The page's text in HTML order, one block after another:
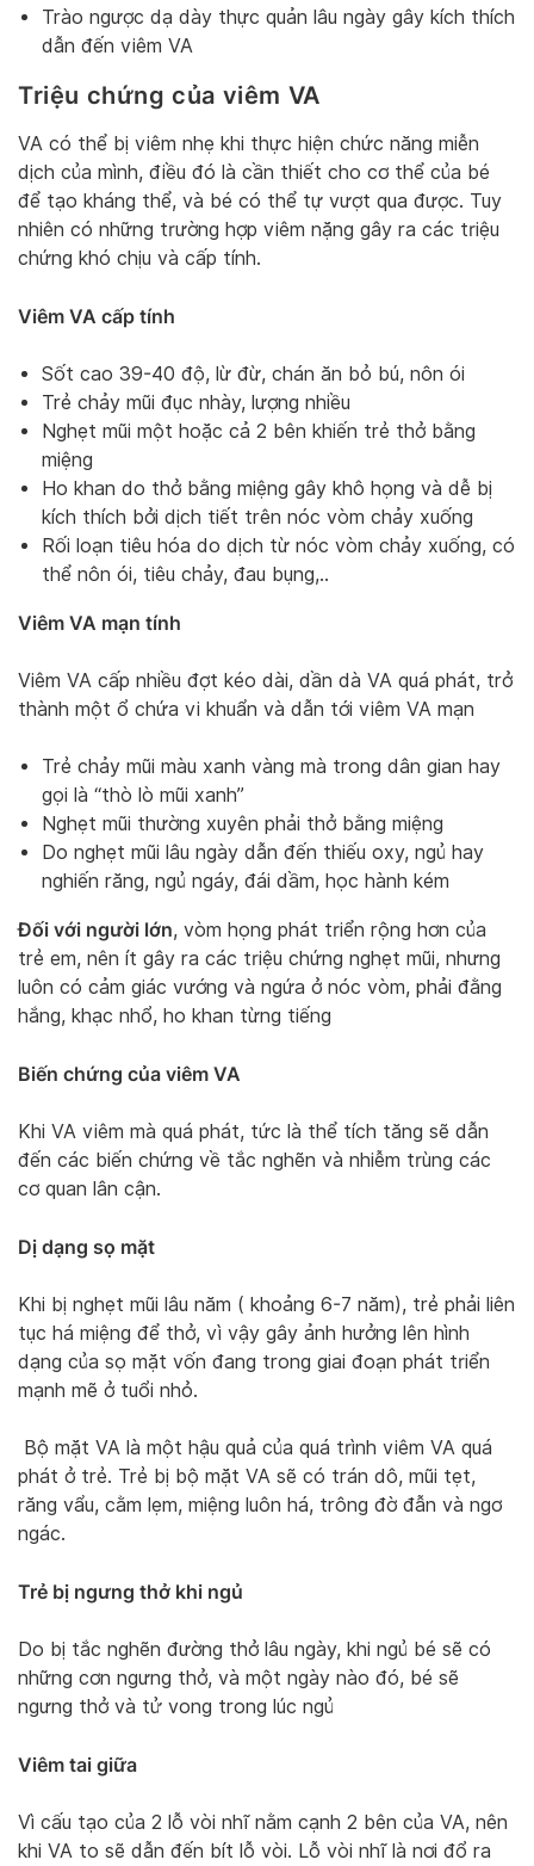
Trào ngược dạ dày thực quản lâu ngày gây kích thích
dẫn đến viêm VA
Triệu chứng của viêm VA
VA có thể bị viêm nhẹ khi thực hiện chức năng miễn
dịch của mình, điều đó là cần thiết cho cơ thể của bé
để tạo kháng thể, và bé có thể tự vượt qua được. Tuy
nhiên có những trường hợp viêm nặng gây ra các triệu
chứng khó chịu và cấp tính.
Viêm VA cấp tính
Sốt cao 39-40 độ, lừ đừ, chán ăn bỏ bú, nôn ói
Trẻ chảy mũi đục nhày, lượng nhiều
Nghẹt mũi một hoặc cả 2 bên khiến trẻ thở bằng
miệng
Ho khan do thở bằng miệng gây khô họng và dễ bị
kích thích bởi dịch tiết trên nóc vòm chảy xuống
Rối loạn tiêu hóa do dịch từ nóc vòm chảy xuống, có
thể nôn ói, tiêu chảy, đau bụng,..
Viêm VA mạn tính
Viêm VA cấp nhiều đợt kéo dài, dần dà VA quá phát, trở
thành một ổ chứa vi khuẩn và dẫn tới viêm VA mạn
Trẻ chảy mũi màu xanh vàng mà trong dân gian hay
gọi là “thò lò mũi xanh”
Nghẹt mũi thường xuyên phải thở bằng miệng
Do nghẹt mũi lâu ngày dẫn đến thiếu oxy, ngủ hay
nghiến răng, ngủ ngáy, đái dầm, học hành kém
Đối với người lớn, vòm họng phát triển rộng hơn của
trẻ em, nên ít gây ra các triệu chứng nghẹt mũi, nhưng
luôn có cảm giác vướng và ngứa ở nóc vòm, phải đằng
hắng, khạc nhổ, ho khan từng tiếng
Biến chứng của viêm VA
Khi VA viêm mà quá phát, tức là thể tích tăng sẽ dẫn
đến các biến chứng về tắc nghẽn và nhiễm trùng các
cơ quan lân cận.
Dị dạng sọ mặt
Khi bị nghẹt mũi lâu năm ( khoảng 6-7 năm), trẻ phải liên
tục há miệng để thở, vì vậy gây ảnh hưởng lên hình
dạng của sọ mặt vốn đang trong giai đoạn phát triển
mạnh mẽ ở tuổi nhỏ.
Bộ mặt VA là một hậu quả của quá trình viêm VA quá
phát ở trẻ. Trẻ bị bộ mặt VA sẽ có trán dô, mũi tẹt,
răng vẩu, cằm lẹm, miệng luôn há, trông đờ đẫn và ngơ
ngác.
Trẻ bị ngưng thở khi ngủ
Do bị tắc nghẽn đường thở lâu ngày, khi ngủ bé sẽ có
những cơn ngưng thở, và một ngày nào đó, bé sẽ
ngưng thở và tử vong trong lúc ngủ
Viêm tai giữa
Vì cấu tạo của 2 lỗ vòi nhĩ nằm cạnh 2 bên của VA, nên
khi VA to sẽ dẫn đến bít lỗ vòi. Lỗ vòi nhĩ là nơi đổ ra